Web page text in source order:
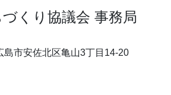
くり協議会 事務局
島市安佐北区亀山3丁目14-20